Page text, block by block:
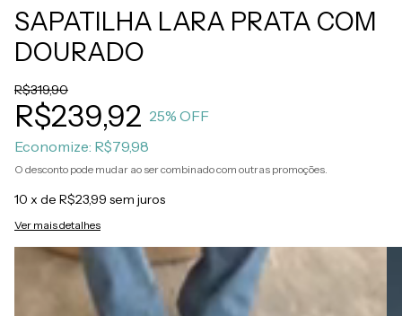
SAPATILHA LARA PRATA COM
DOURADO
R$319,90
R$239,92 25% OFF
Economize: R$79,98
O desconto pode mudar ao ser combinado com outras promoções.
10 x de R$23,99 sem juros
Ver mais detalhes